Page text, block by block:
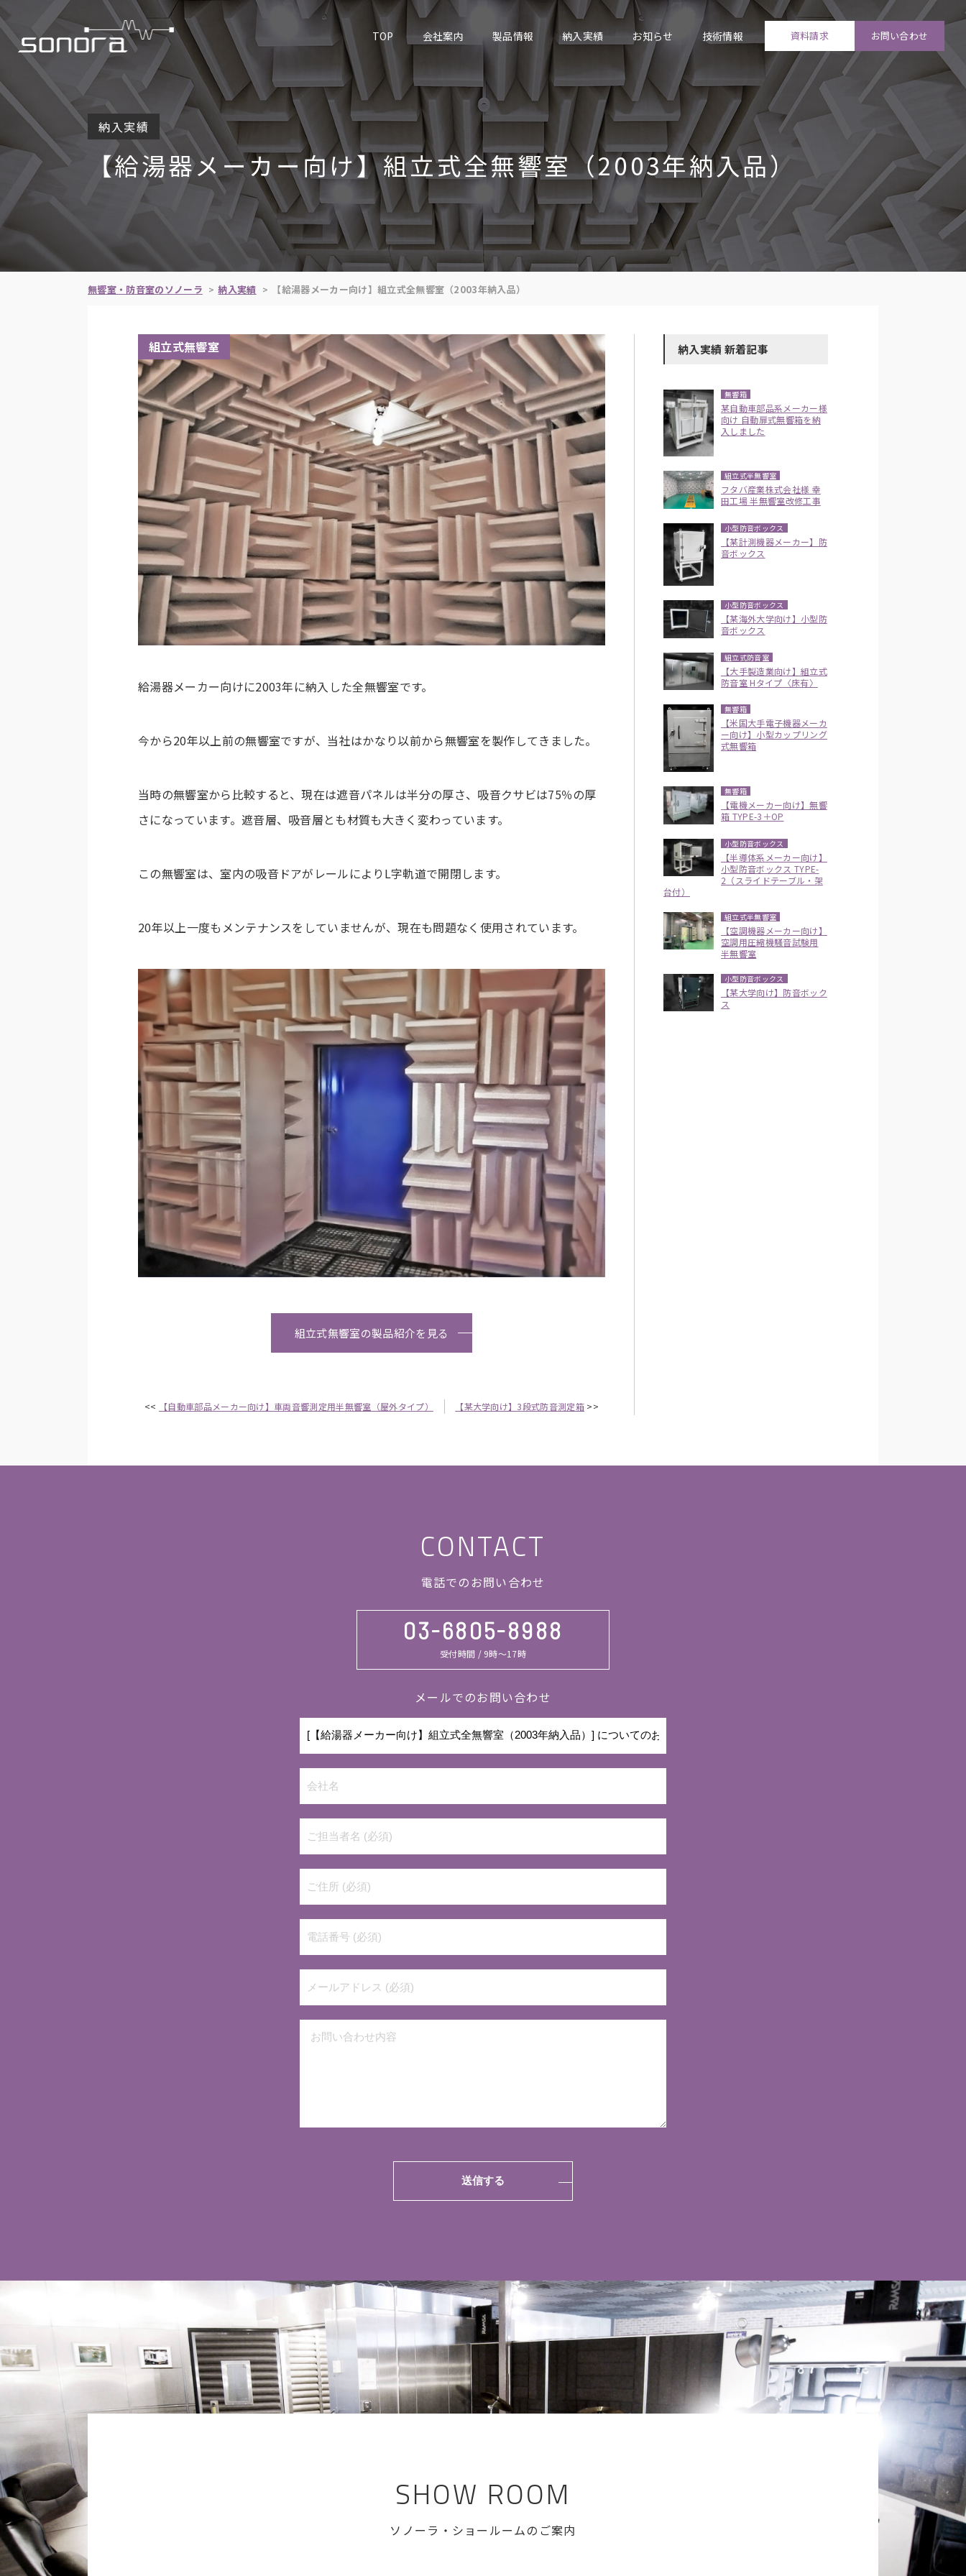
TOP 会社案内 製品情報 納入実績 お知らせ 技術情報 資料請求 お問い合わせ
納入実績
【給湯器メーカー向け】組立式全無響室（2003年納入品）
無響室・防音室のソノーラ 納入実績 【給湯器メーカー向け】組立式全無響室（2003年納入品）
組立式無響室
給湯器メーカー向けに2003年に納入した全無響室です。
今から20年以上前の無響室ですが、当社はかなり以前から無響室を製作してきました。
当時の無響室から比較すると、現在は遮音パネルは半分の厚さ、吸音クサビは75％の厚
さになっています。遮音層、吸音層とも材質も大きく変わっています。
この無響室は、室内の吸音ドアがレールによりL字軌道で開閉します。
20年以上一度もメンテナンスをしていませんが、現在も問題なく使用されています。
組立式無響室の製品紹介を見る
<< 【自動車部品メーカー向け】車両音響測定用半無響室（屋外タイプ） 【某大学向け】3段式防音測定箱 >>
納入実績 新着記事
無響箱
某自動車部品系メーカー様
向け 自動扉式無響箱を納
入しました
組立式半無響室
フタバ産業株式会社様 幸
田工場 半無響室改修工事
小型防音ボックス
【某計測機器メーカー】防
音ボックス
小型防音ボックス
【某海外大学向け】小型防
音ボックス
組立式防音室
【大手製造業向け】組立式
防音室 Hタイプ〈床有〉
無響箱
【米国大手電子機器メーカ
ー向け】小型カップリング
式無響箱
無響箱
【電機メーカー向け】無響
箱 TYPE-3＋OP
小型防音ボックス
【半導体系メーカー向け】
小型防音ボックス TYPE-
2（スライドテーブル・架
台付）
組立式半無響室
【空調機器メーカー向け】
空調用圧縮機騒音試験用
半無響室
小型防音ボックス
【某大学向け】防音ボック
ス
CONTACT
電話でのお問い合わせ
03-6805-8988
受付時間 / 9時～17時
メールでのお問い合わせ
SHOW ROOM
ソノーラ・ショールームのご案内